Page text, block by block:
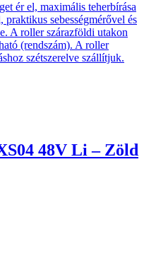
ér el, maximális teherbírása
sebességmérővel és
A roller szárazföldi utakon
(rendszám). A roller
szétszerelve szállítjuk.
48V Li – Zöld